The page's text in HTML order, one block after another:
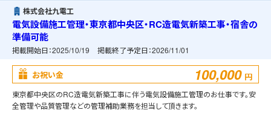
株式会社九電工
電気設備施工管理・東京都中央区・RC造電気新築工事・宿舎の
準備可能
掲載開始日：2025/10/19 掲載終了予定日：2026/11/01
お祝い金 100,000 円
東京都中央区のRC造電気新築工事に伴う電気設備施工管理のお仕事です。安
全管理や品質管理などの管理補助業務を担当して頂きます。